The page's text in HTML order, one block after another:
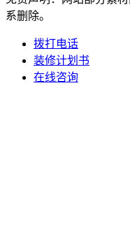
系删除。
拨打电话
装修计划书
在线咨询